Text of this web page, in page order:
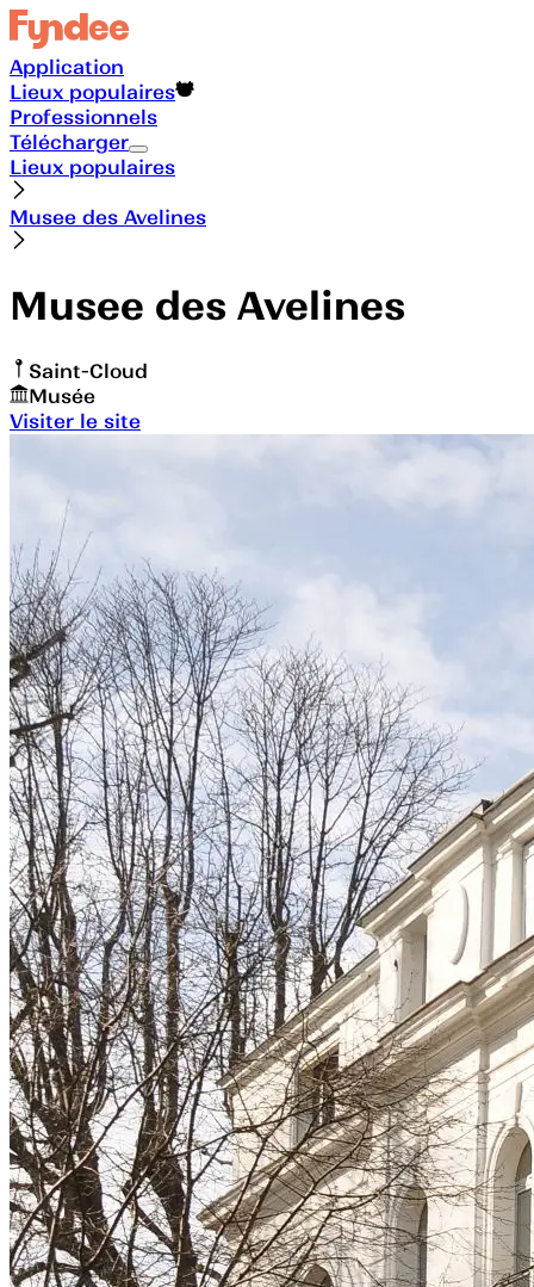
Application
Lieux populaires
Professionnels
Télécharger
Lieux populaires
Musee des Avelines
Musee des Avelines
Saint-Cloud
Musée
Visiter le site